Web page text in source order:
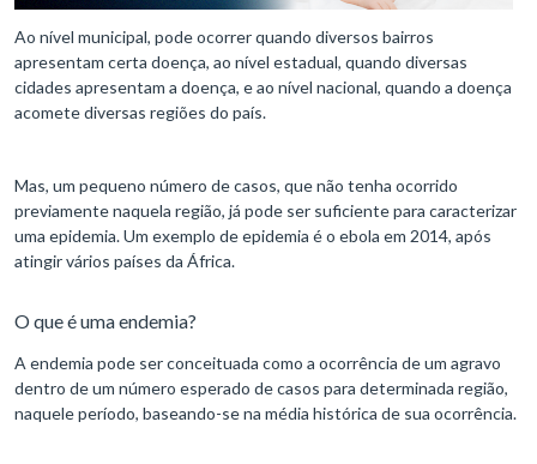
Ao nível municipal, pode ocorrer quando diversos bairros
apresentam certa doença, ao nível estadual, quando diversas
cidades apresentam a doença, e ao nível nacional, quando a doença
acomete diversas regiões do país.
Mas, um pequeno número de casos, que não tenha ocorrido
previamente naquela região, já pode ser suficiente para caracterizar
uma epidemia. Um exemplo de epidemia é o ebola em 2014, após
atingir vários países da África.
O que é uma endemia?
A endemia pode ser conceituada como a ocorrência de um agravo
dentro de um número esperado de casos para determinada região,
naquele período, baseando-se na média histórica de sua ocorrência.